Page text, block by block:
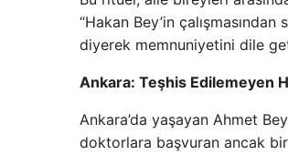
“Hakan Bey’in
diyerek memnuniyetini dile
Ankara: Teşhis Edilemeyen
Ankara’da yaşayan Ahmet
doktorlara başvuran ancak bir